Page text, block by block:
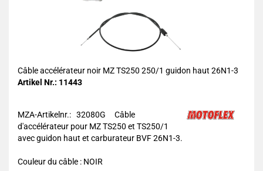
Câble accélérateur noir MZ TS250 250/1 guidon haut 26N1-3
Artikel Nr.: 11443
MZA-Artikelnr.: 32080G
Câble
d'accélérateur pour MZ TS250 et TS250/1
avec guidon haut et carburateur BVF 26N1-3.
Couleur du câble : NOIR